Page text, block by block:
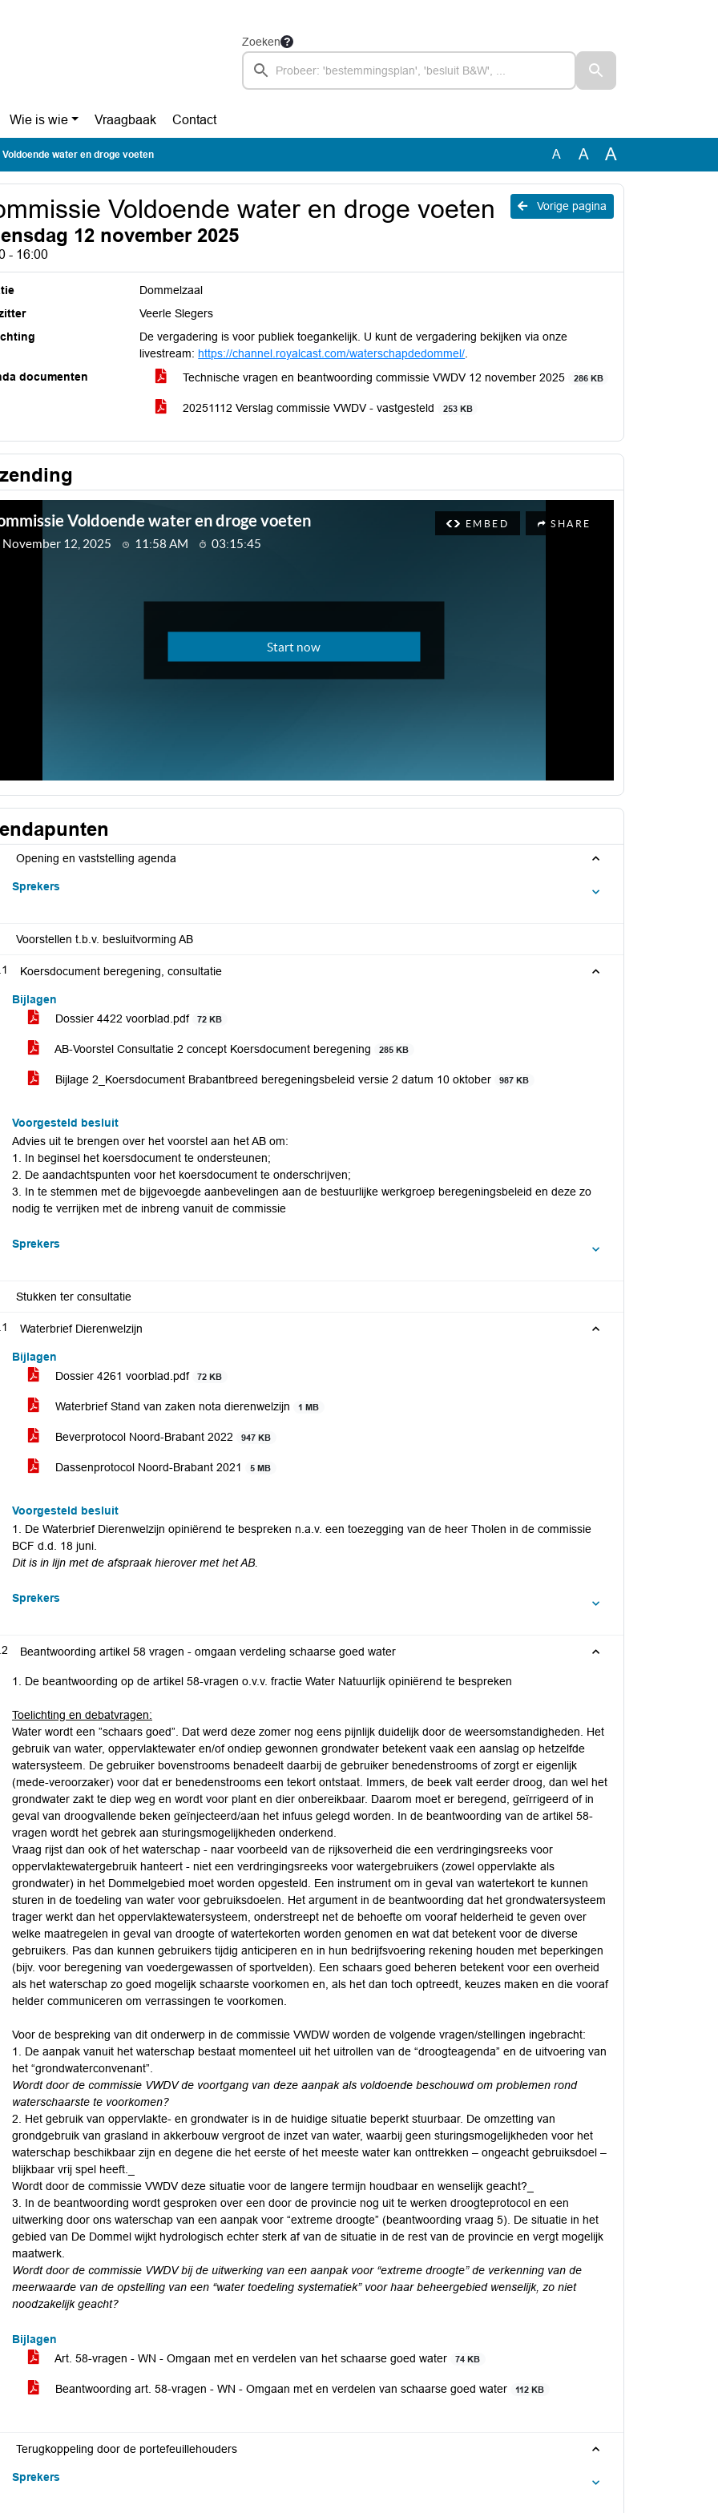
Zoeken
Wie is wie Vraagbaak Contact
water en droge voeten A A A
Vorige pagina
Voldoende water en droge voeten
12 november 2025
- 16:00
Dommelzaal
Veerle Slegers
De vergadering is voor publiek toegankelijk. U kunt de vergadering bekijken via onze
livestream: https://channel.royalcast.com/waterschapdedommel/
documenten
Technische vragen en beantwoording commissie VWDV 12 november 2025 286 KB
20251112 Verslag commissie VWDV - vastgesteld 253 KB
Opening en vaststelling agenda
Sprekers
Voorstellen t.b.v. besluitvorming AB
Koersdocument beregening, consultatie
Bijlagen
Dossier 4422 voorblad.pdf
72 KB
AB-Voorstel Consultatie 2 concept Koersdocument beregening 285 KB
Bijlage 2_Koersdocument Brabantbreed beregeningsbeleid versie 2 datum 10 oktober 987 KB
Voorgesteld besluit
Advies uit te brengen over het voorstel aan het AB om:
1. In beginsel het koersdocument te ondersteunen;
2. De aandachtspunten voor het koersdocument te onderschrijven;
3. In te stemmen met de bijgevoegde aanbevelingen aan de bestuurlijke werkgroep beregeningsbeleid en deze zo
nodig te verrijken met de inbreng vanuit de commissie
Sprekers
Stukken ter consultatie
Waterbrief Dierenwelzijn
Bijlagen
Dossier 4261 voorblad.pdf
72 KB
Waterbrief Stand van zaken nota dierenwelzijn 1 MB
Beverprotocol Noord-Brabant 2022 947 KB
Dassenprotocol Noord-Brabant 2021 5 MB
Voorgesteld besluit
1. De Waterbrief Dierenwelzijn opiniërend te bespreken n.a.v. een toezegging van de heer Tholen in de commissie
BCF d.d. 18 juni.
Dit is in lijn met de afspraak hierover met het AB.
Sprekers
Beantwoording artikel 58 vragen - omgaan verdeling schaarse goed water
1. De beantwoording op de artikel 58-vragen o.v.v. fractie Water Natuurlijk opiniërend te bespreken
Toelichting en debatvragen:
Water wordt een ”schaars goed”. Dat werd deze zomer nog eens pijnlijk duidelijk door de weersomstandigheden. Het
gebruik van water, oppervlaktewater en/of ondiep gewonnen grondwater betekent vaak een aanslag op hetzelfde
watersysteem. De gebruiker bovenstrooms benadeelt daarbij de gebruiker benedenstrooms of zorgt er eigenlijk
(mede-veroorzaker) voor dat er benedenstrooms een tekort ontstaat. Immers, de beek valt eerder droog, dan wel het
grondwater zakt te diep weg en wordt voor plant en dier onbereikbaar. Daarom moet er beregend, geïrrigeerd of in
geval van droogvallende beken geïnjecteerd/aan het infuus gelegd worden. In de beantwoording van de artikel 58-
vragen wordt het gebrek aan sturingsmogelijkheden onderkend.
Vraag rijst dan ook of het waterschap - naar voorbeeld van de rijksoverheid die een verdringingsreeks voor
oppervlaktewatergebruik hanteert - niet een verdringingsreeks voor watergebruikers (zowel oppervlakte als
grondwater) in het Dommelgebied moet worden opgesteld. Een instrument om in geval van watertekort te kunnen
sturen in de toedeling van water voor gebruiksdoelen. Het argument in de beantwoording dat het grondwatersysteem
trager werkt dan het oppervlaktewatersysteem, onderstreept net de behoefte om vooraf helderheid te geven over
welke maatregelen in geval van droogte of watertekorten worden genomen en wat dat betekent voor de diverse
gebruikers. Pas dan kunnen gebruikers tijdig anticiperen en in hun bedrijfsvoering rekening houden met beperkingen
(bijv. voor beregening van voedergewassen of sportvelden). Een schaars goed beheren betekent voor een overheid
als het waterschap zo goed mogelijk schaarste voorkomen en, als het dan toch optreedt, keuzes maken en die vooraf
helder communiceren om verrassingen te voorkomen.
Voor de bespreking van dit onderwerp in de commissie VWDW worden de volgende vragen/stellingen ingebracht:
1. De aanpak vanuit het waterschap bestaat momenteel uit het uitrollen van de “droogteagenda” en de uitvoering van
het “grondwaterconvenant”.
Wordt door de commissie VWDV de voortgang van deze aanpak als voldoende beschouwd om problemen rond
waterschaarste te voorkomen?
2. Het gebruik van oppervlakte- en grondwater is in de huidige situatie beperkt stuurbaar. De omzetting van
grondgebruik van grasland in akkerbouw vergroot de inzet van water, waarbij geen sturingsmogelijkheden voor het
waterschap beschikbaar zijn en degene die het eerste of het meeste water kan onttrekken – ongeacht gebruiksdoel –
blijkbaar vrij spel heeft._
Wordt door de commissie VWDV deze situatie voor de langere termijn houdbaar en wenselijk geacht?_
3. In de beantwoording wordt gesproken over een door de provincie nog uit te werken droogteprotocol en een
uitwerking door ons waterschap van een aanpak voor “extreme droogte” (beantwoording vraag 5). De situatie in het
gebied van De Dommel wijkt hydrologisch echter sterk af van de situatie in de rest van de provincie en vergt mogelijk
maatwerk.
Wordt door de commissie VWDV bij de uitwerking van een aanpak voor “extreme droogte” de verkenning van de
meerwaarde van de opstelling van een “water toedeling systematiek” voor haar beheergebied wenselijk, zo niet
noodzakelijk geacht?
Bijlagen
Art. 58-vragen - WN - Omgaan met en verdelen van het schaarse goed water
74 KB
Beantwoording art. 58-vragen - WN - Omgaan met en verdelen van schaarse goed water 112 KB
Terugkoppeling door de portefeuillehouders
Sprekers